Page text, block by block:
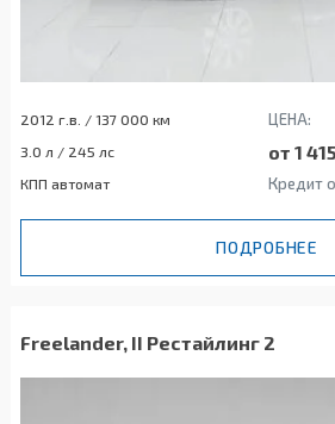
2012 г.в. / 137 000 км ЦЕНА:
3.0 л / 245 лс от 1
КПП автомат Кредит
ПОДРОБНЕЕ
Freelander, II Рестайлинг 2